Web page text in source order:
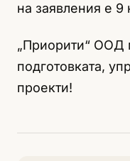
на заявления е 9
„Приорити“ ООД
подготовката,
проекти!